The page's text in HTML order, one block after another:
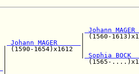
Johann
| (1560-
Johann MAGER
| (1590-1654)x1612
Sophia
|